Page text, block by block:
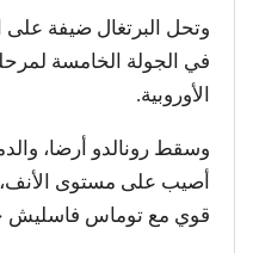
وتحل البرتغال ضيفة على
في الجولة الخامسة
الأوروبية.
وسقط رونالدو أرضا،
قوي مع توماس فاسليش